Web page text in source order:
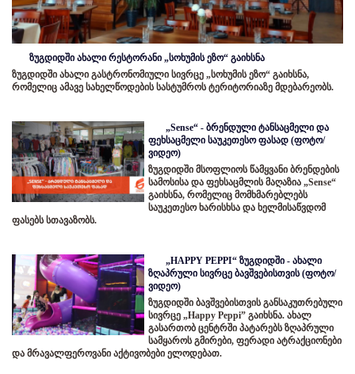
ზუგდიდში ახალი რესტორანი „სოხუმის ეზო“ გაიხსნა
ზუგდიდში ახალი გასტრონომიული სივრცე „სოხუმის ეზო“ გაიხსნა,
რომელიც ამავე სახელწოდების სასტუმროს ტერიტორიაზე მდებარეობს.
„Sense“ - ბრენდული ტანსაცმელი და
ფეხსაცმელი საუკეთესო ფასად (ფოტო/
ვიდეო)
ზუგდიდში მსოფლიოს წამყვანი ბრენდების
სამოსისა და ფეხსაცმლის მაღაზია „Sense“
გაიხსნა, რომელიც მომხმარებლებს
საუკეთესო ხარისხსა და ხელმისაწვდომ
ფასებს სთავაზობს.
„HAPPY PEPPI“ ზუგდიდში - ახალი
ზღაპრული სივრცე ბავშვებისთვის (ფოტო/
ვიდეო)
ზუგდიდში ბავშვებისთვის განსაკუთრებული
სივრცე „Happy Peppi” გაიხსნა. ახალ
გასართობ ცენტრში პატარებს ზღაპრული
სამყაროს გმირები, ფერადი ატრაქციონები
და მრავალფეროვანი აქტივობები ელოდებათ.